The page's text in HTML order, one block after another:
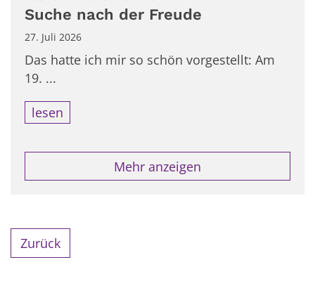
Suche nach der Freude
27. Juli 2026
Das hatte ich mir so schön vorgestellt: Am
19. ...
lesen
Mehr anzeigen
Zurück